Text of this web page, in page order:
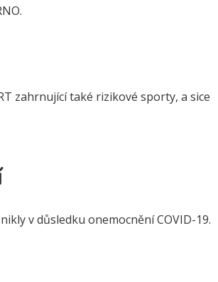
zahrnující také rizikové sporty, a sice
v důsledku onemocnění COVID-19.